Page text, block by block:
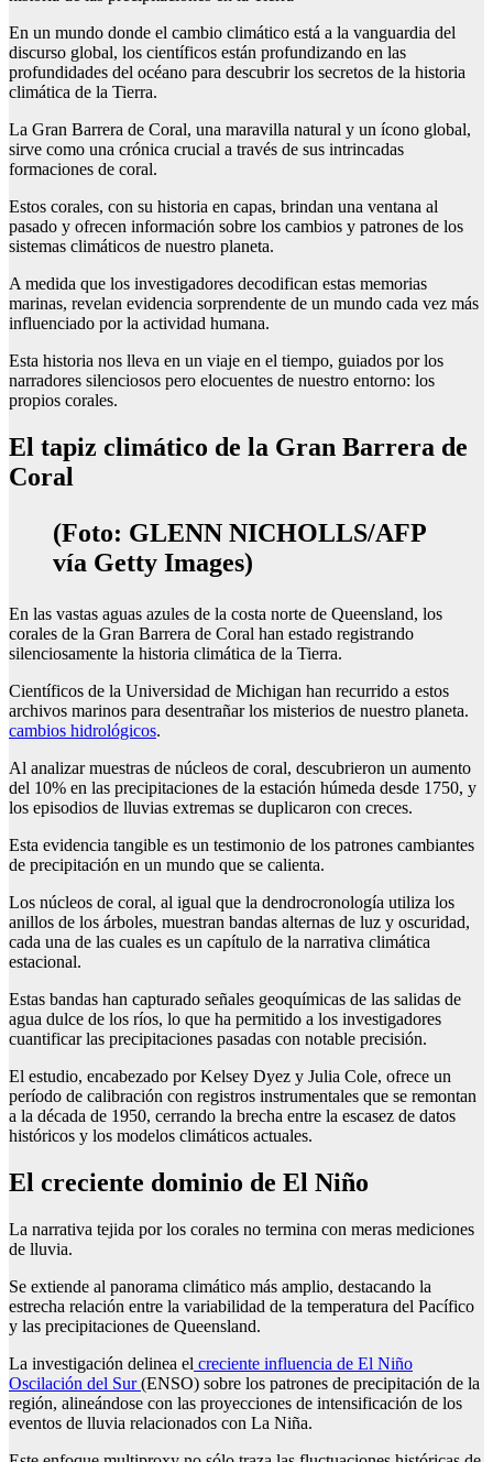
En un mundo donde el cambio climático está a la vanguardia del
discurso global, los científicos están profundizando en las
profundidades del océano para descubrir los secretos de la historia
climática de la Tierra.
La Gran Barrera de Coral, una maravilla natural y un ícono global,
sirve como una crónica crucial a través de sus intrincadas
formaciones de coral.
Estos corales, con su historia en capas, brindan una ventana al
pasado y ofrecen información sobre los cambios y patrones de los
sistemas climáticos de nuestro planeta.
A medida que los investigadores decodifican estas memorias
marinas, revelan evidencia sorprendente de un mundo cada vez más
influenciado por la actividad humana.
Esta historia nos lleva en un viaje en el tiempo, guiados por los
narradores silenciosos pero elocuentes de nuestro entorno: los
propios corales.
El tapiz climático de la Gran Barrera de
Coral
(Foto: GLENN NICHOLLS/AFP
vía Getty Images)
En las vastas aguas azules de la costa norte de Queensland, los
corales de la Gran Barrera de Coral han estado registrando
silenciosamente la historia climática de la Tierra.
Científicos de la Universidad de Michigan han recurrido a estos
archivos marinos para desentrañar los misterios de nuestro planeta.
cambios hidrológicos.
Al analizar muestras de núcleos de coral, descubrieron un aumento
del 10% en las precipitaciones de la estación húmeda desde 1750, y
los episodios de lluvias extremas se duplicaron con creces.
Esta evidencia tangible es un testimonio de los patrones cambiantes
de precipitación en un mundo que se calienta.
Los núcleos de coral, al igual que la dendrocronología utiliza los
anillos de los árboles, muestran bandas alternas de luz y oscuridad,
cada una de las cuales es un capítulo de la narrativa climática
estacional.
Estas bandas han capturado señales geoquímicas de las salidas de
agua dulce de los ríos, lo que ha permitido a los investigadores
cuantificar las precipitaciones pasadas con notable precisión.
El estudio, encabezado por Kelsey Dyez y Julia Cole, ofrece un
período de calibración con registros instrumentales que se remontan
a la década de 1950, cerrando la brecha entre la escasez de datos
históricos y los modelos climáticos actuales.
El creciente dominio de El Niño
La narrativa tejida por los corales no termina con meras mediciones
de lluvia.
Se extiende al panorama climático más amplio, destacando la
estrecha relación entre la variabilidad de la temperatura del Pacífico
y las precipitaciones de Queensland.
La investigación delinea el creciente influencia de El Niño
Oscilación del Sur(ENSO) sobre los patrones de precipitación de la
región, alineándose con las proyecciones de intensificación de los
eventos de lluvia relacionados con La Niña.